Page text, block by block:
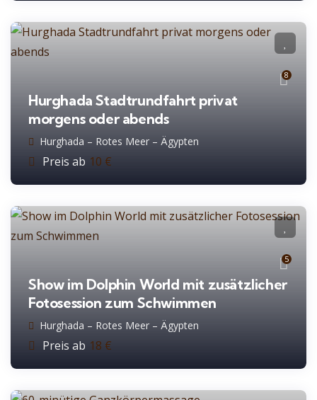
8
Hurghada Stadtrundfahrt privat
morgens oder abends
Hurghada – Rotes Meer – Ägypten
Preis ab 10 €
5
Show im Dolphin World mit zusätzlicher
Fotosession zum Schwimmen
Hurghada – Rotes Meer – Ägypten
Preis ab 18 €